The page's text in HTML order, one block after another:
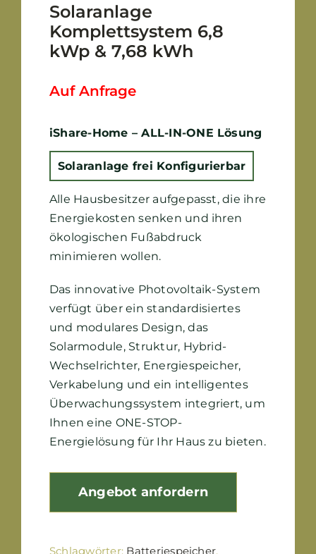
Solaranlage
Komplettsystem 6,8
kWp & 7,68 kWh
Auf Anfrage
iShare-Home –ALL-IN-ONE Lösung
Solaranlage frei Konfigurierbar
Alle Hausbesitzer aufgepasst, die ihre
Energiekosten senken und ihren
ökologischen Fußabdruck
minimieren wollen.
Das innovative Photovoltaik-System
verfügt über ein standardisiertes
und modulares Design, das
Solarmodule, Struktur, Hybrid-
Wechselrichter, Energiespeicher,
Verkabelung und ein intelligentes
Überwachungssystem integriert, um
Ihnen eine ONE-STOP-
Energielösung für Ihr Haus zu bieten.
Angebot anfordern
Schlagwörter: Batteriespeicher,